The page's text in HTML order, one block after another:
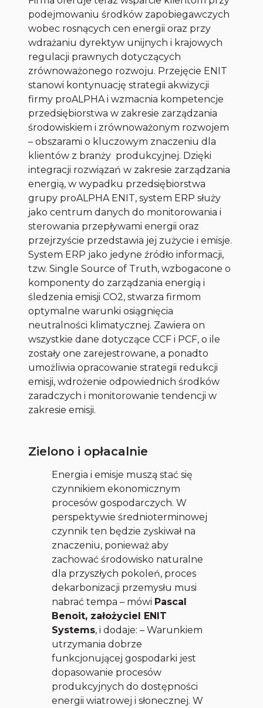
podejmowaniu środków zapobiegawczych
wobec rosnących cen energii oraz przy
wdrażaniu dyrektyw unijnych i krajowych
regulacji prawnych dotyczących
zrównoważonego rozwoju. Przejęcie ENIT
stanowi kontynuację strategii akwizycji
firmy proALPHA i wzmacnia kompetencje
przedsiębiorstwa w zakresie zarządzania
środowiskiem i zrównoważonym rozwojem
– obszarami o kluczowym znaczeniu dla
klientów z branży produkcyjnej. Dzięki
integracji rozwiązań w zakresie zarządzania
energią, w wypadku przedsiębiorstwa
grupy proALPHA ENIT, system ERP służy
jako centrum danych do monitorowania i
sterowania przepływami energii oraz
przejrzyście przedstawia jej zużycie i emisje.
System ERP jako jedyne źródło informacji,
tzw. Single Source of Truth, wzbogacone o
komponenty do zarządzania energią i
śledzenia emisji CO2, stwarza firmom
optymalne warunki osiągnięcia
neutralności klimatycznej. Zawiera on
wszystkie dane dotyczące CCF i PCF, o ile
zostały one zarejestrowane, a ponadto
umożliwia opracowanie strategii redukcji
emisji, wdrożenie odpowiednich środków
zaradczych i monitorowanie tendencji w
zakresie emisji.
Zielono i opłacalnie
Energia i emisje muszą stać się
czynnikiem ekonomicznym
procesów gospodarczych. W
perspektywie średnioterminowej
czynnik ten będzie zyskiwał na
znaczeniu, ponieważ aby
zachować środowisko naturalne
dla przyszłych pokoleń, proces
dekarbonizacji przemysłu musi
nabrać tempa – mówi Pascal
Benoit, założyciel ENIT
Systems, i dodaje: –Warunkiem
utrzymania dobrze
funkcjonującej gospodarki jest
dopasowanie procesów
produkcyjnych do dostępności
energii wiatrowej i słonecznej. W